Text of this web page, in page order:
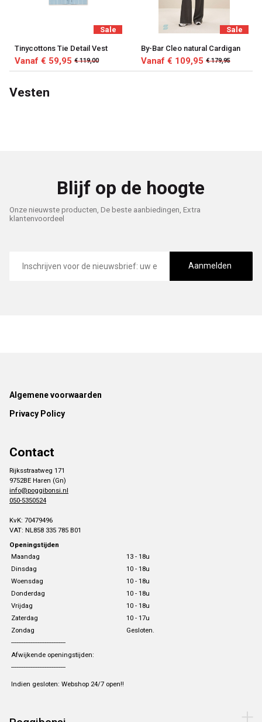
Sale
Tinycottons Tie Detail Vest
Vanaf € 59,95 € 119,00
Sale
By-Bar Cleo natural Cardigan
Vanaf € 109,95 € 179,95
Vesten
Blijf op de hoogte
Onze nieuwste producten, De beste aanbiedingen, Extra
klantenvoordeel
mailadres
Aanmelden
Footer
Algemene voorwaarden
Privacy Policy
Contact
Rijksstraatweg 171
9752BE Haren (Gn)
info@poggibonsi.nl
050-5350524
KvK: 70479496
VAT: NL858 335 785 B01
Openingstijden
Maandag
13 - 18u
Dinsdag
10 - 18u
Woensdag
10 - 18u
Donderdag
10 - 18u
Vrijdag
10 - 18u
Zaterdag
10 - 17u
Zondag
Gesloten.
-------------------------------
Afwijkende openingstijden:
-------------------------------
Indien gesloten: Webshop 24/7 open!!